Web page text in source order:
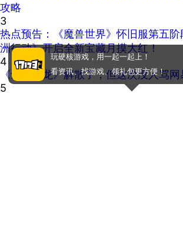
攻略
3
热点预告：《魔兽世界》怀旧服第五阶
洲行动》开启全新宝藏月摸大红！
4
《剑心雕龙》解散了，但这次没人骂网
5
玩硬核游戏，用一起一起上！
看资讯、找游戏、领礼包更方便！